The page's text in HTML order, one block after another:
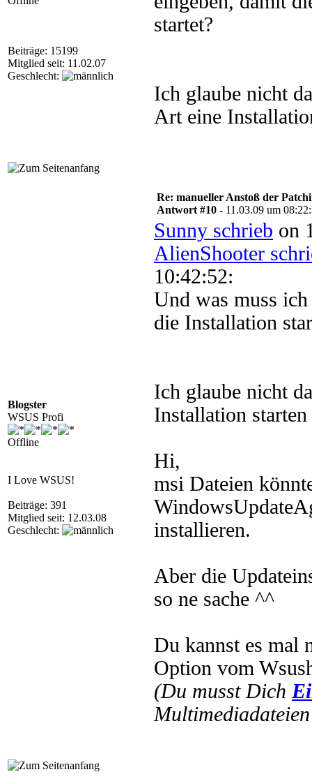
Beiträge: 15199
Mitglied seit: 11.02.07
Geschlecht:
startet?
Ich glaube nicht
Art eine
Blogster
WSUS Profi
Offline
I Love WSUS!
Beiträge: 391
Mitglied seit: 12.03.08
Geschlecht:
Re: manueller Anstoß der
Antwort #10 - 11.03.09 um
Sunny schrieb on
AlienShooter
10:42:52:
Und was muss
die Installation
Ich glaube nicht
Installation
Hi,
msi Dateien
installieren.
Aber die
so ne sache ^^
Du kannst es mal
Option vom
(Du musst Dich